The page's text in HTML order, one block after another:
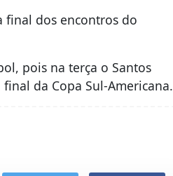
final dos encontros do
pois na terça o Santos
da Copa Sul-Americana.